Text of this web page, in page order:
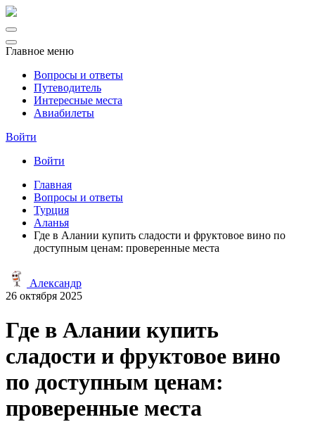
Главное меню
Вопросы и ответы
Путеводитель
Интересные места
Авиабилеты
Войти
Войти
Главная
Вопросы и ответы
Турция
Аланья
Где в Алании купить сладости и фруктовое вино по
доступным ценам: проверенные места
Александр
26 октября 2025
Где в Алании купить
сладости и фруктовое вино
по доступным ценам:
проверенные места